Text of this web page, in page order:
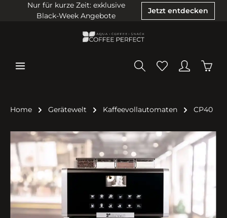
Nur für kurze Zeit: exklusive
Black-Week Angebote
Jetzt entdecken
Home Gerätewelt Kaffeevollautomaten CP40